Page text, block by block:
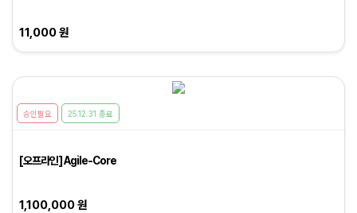
11,000 원
승인필요 25.12.31 종료
[오프라인] Agile-Core
1,100,000 원